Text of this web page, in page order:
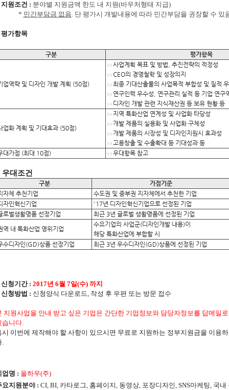
원조건 : 분야별 지원금액 한도 내 지원(바우처형태 지급)
민간부담금 없음. 단 평가시 개발내용에 따라 민간부담을 권장할 수 있
가항목
구분 평가항목
업역략 및 디자인 개발 계획 (50점)
○사업계획 목표 및 방법, 추진전략의 적정성
○CEO의 경영철학 및 성장의지
○최종 기대산출물의 사업목적 부합성 및 질적
○연구인력 우수성, 연구관리 실적 등 기업 연구
○디자인 개발 관련 지식재산권 등 보유 현황 등
업화 계획 및 기대효과 (50점)
○지역 특화산업 연계성 및 사업화 타당성
○개발 제품의 실용화 및 사업화 구체성
○개발 제품의 시장성 및 디자인지원시 효과성
○고용창출 및 수출확대 등 기대성과 등
대가점 (최대 10점)
○우대항목 참고
우대조건
구분 가점기준
자체 추천기업
수도권 및 중부권 지자체에서 추천한 기업
자인혁신기업
'17년 디자인혁신기업으로 선정된 기업
로벌생활명품 선정기업
최근 3년 글로벌 생활명품에 선정된 기업
역 내 특화산업 영위기업
수요기업의 사업군(디자인개발 내용)이
해당 특화산업에 부합할 시
수디자인(GD)상품 선정기업 최근 3년 우수디자인(GD)상품에 선정된 기업
청기간 : 2017년 6월 7일(수) 까지
청방법 : 신청양식 다운로드, 작성 후 우편 또는 방문 접수
지원사업을 안내 받고 싶은 기업은 간단한 기업정보와 담당자정보를 답메일
습니다.
시 이번에 제작해야 할 사항이 있으시면 무료로 지원하는 정부지원금을 이용
.
업명 : 올하우(주)
요지원분야 : CI, BI, 카타로그, 홈페이지, 동영상, 포장디자인, SNS마케팅, 국